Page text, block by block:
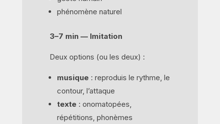
phénomène naturel
3–7 min — Imitation
Deux options (ou les deux) :
musique : reproduis le rythme, le
contour, l’attaque
texte : onomatopées,
répétitions, phonèmes